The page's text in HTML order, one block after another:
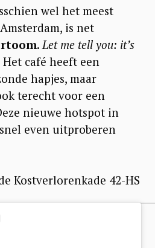
wel het meest
is net
.Let me tell you: it’s
Het café heeft een
hapjes, maar
terecht voor een
nieuwe hotspot in
even uitproberen
Kostverlorenkade 42-HS